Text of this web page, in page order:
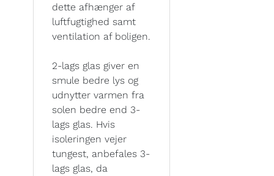
dette afhænger af
luftfugtighed samt
ventilation af boligen.
2-lags glas giver en
smule bedre lys og
udnytter varmen fra
solen bedre end 3-
lags glas. Hvis
isoleringen vejer
tungest, anbefales 3-
lags glas, da